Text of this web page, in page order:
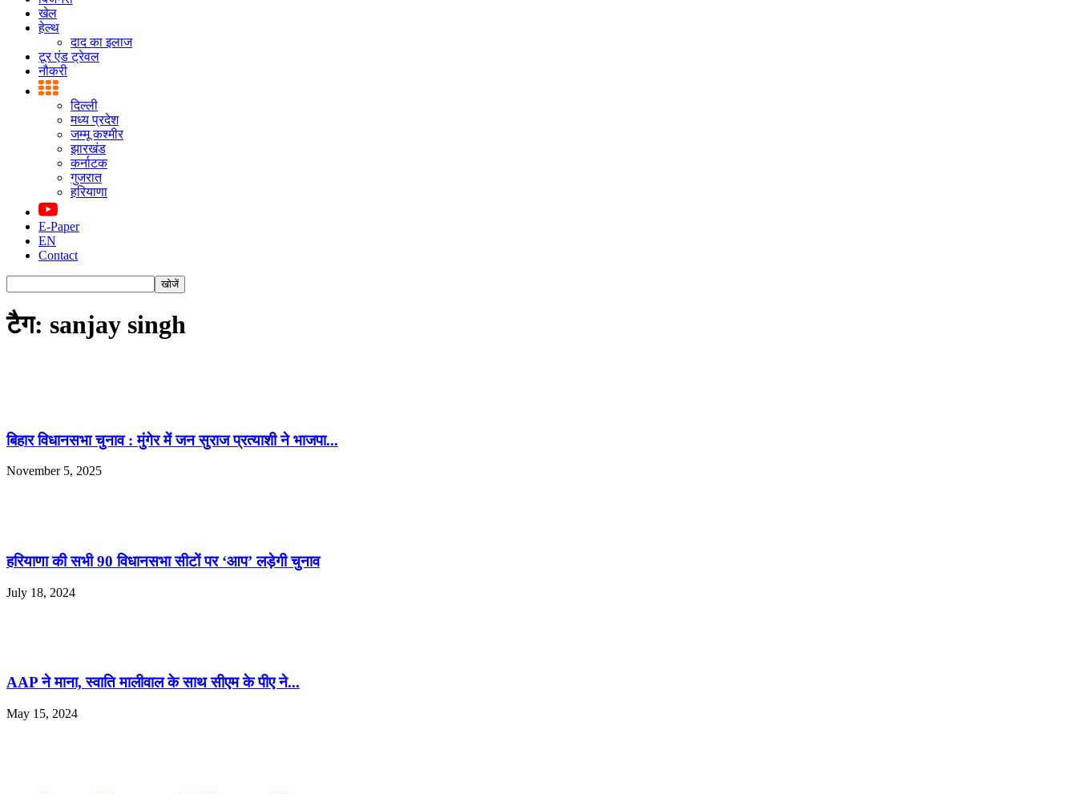
खेल
हेल्थ
दाद का इलाज
टूर एंड ट्रेवल
नौकरी
दिल्ली
मध्य प्रदेश
जम्मू कश्मीर
झारखंड
कर्नाटक
गुजरात
हरियाणा
E-Paper
EN
Contact
टैग: sanjay singh
बिहार विधानसभा चुनाव : मुंगेर में जन सुराज प्रत्याशी ने भाजपा...
November 5, 2025
हरियाणा की सभी 90 विधानसभा सीटों पर ‘आप’ लड़ेगी चुनाव
July 18, 2024
AAP ने माना, स्वाति मालीवाल के साथ सीएम के पीए ने...
May 15, 2024